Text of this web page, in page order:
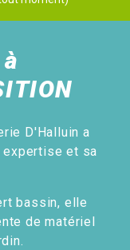
D'Halluin a
et sa
bassin, elle
de matériel